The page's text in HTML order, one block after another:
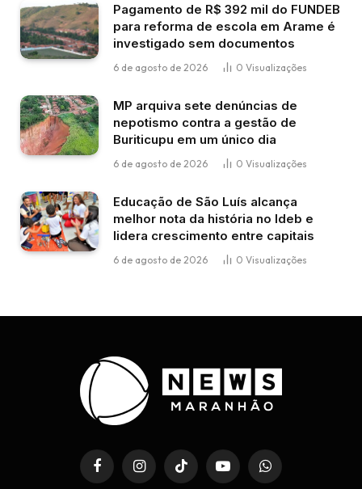
Pagamento de R$ 392 mil do FUNDEB
para reforma de escola em Arame é
investigado sem documentos
6 de agosto de 2026 0 Visualizações
MP arquiva sete denúncias de
nepotismo contra a gestão de
Buriticupu em um único dia
6 de agosto de 2026 0 Visualizações
Educação de São Luís alcança
melhor nota da história no Ideb e
lidera crescimento entre capitais
6 de agosto de 2026 0 Visualizações
FacebookInstagramTikTok YouTubeWhatsApp